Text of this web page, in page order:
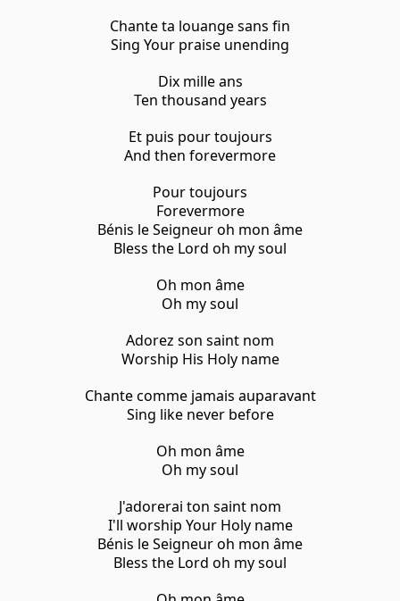
Chante ta louange sans fin
Sing Your praise unending
Dix mille ans
Ten thousand years
Et puis pour toujours
And then forevermore
Pour toujours
Forevermore
Bénis le Seigneur oh mon âme
Bless the Lord oh my soul
Oh mon âme
Oh my soul
Adorez son saint nom
Worship His Holy name
Chante comme jamais auparavant
Sing like never before
Oh mon âme
Oh my soul
J'adorerai ton saint nom
I'll worship Your Holy name
Bénis le Seigneur oh mon âme
Bless the Lord oh my soul